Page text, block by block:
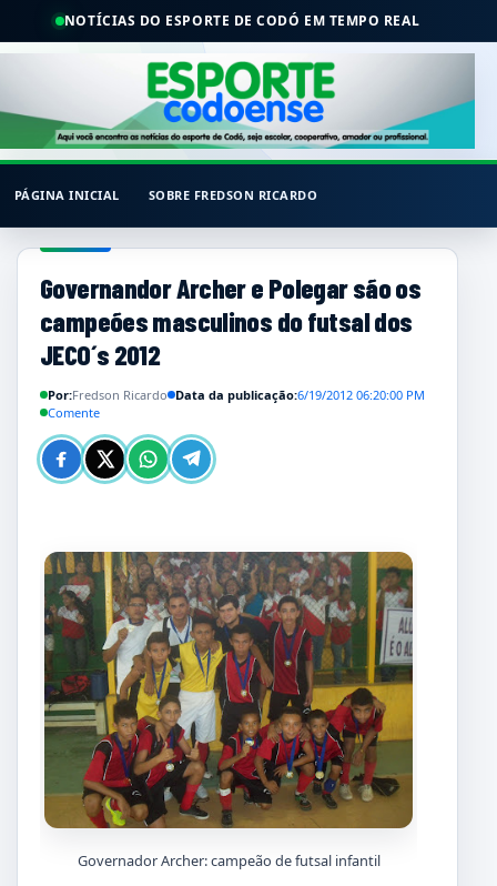
NOTÍCIAS DO ESPORTE DE CODÓ EM TEMPO REAL
PÁGINA INICIAL SOBRE FREDSON RICARDO
Governandor Archer e Polegar são os
campeões masculinos do futsal dos
JECO´s 2012
Por:Fredson Ricardo Data da publicação:6/19/2012 06:20:00 PM
Comente
Governador Archer: campeão de futsal infantil